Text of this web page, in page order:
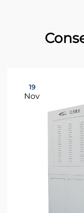
19
Nov